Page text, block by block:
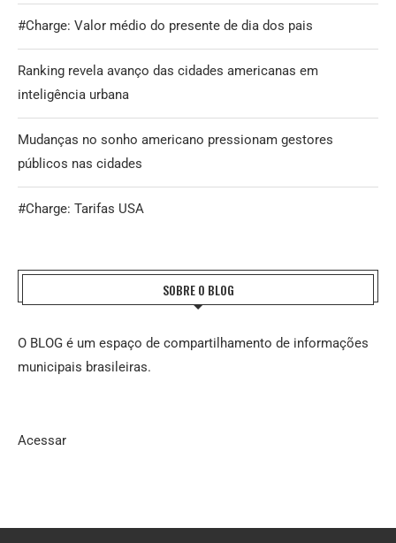
#Charge: Valor médio do presente de dia dos pais
Ranking revela avanço das cidades americanas em
inteligência urbana
Mudanças no sonho americano pressionam gestores
públicos nas cidades
#Charge: Tarifas USA
SOBRE O BLOG
O BLOG é um espaço de compartilhamento de informações
municipais brasileiras.
Acessar